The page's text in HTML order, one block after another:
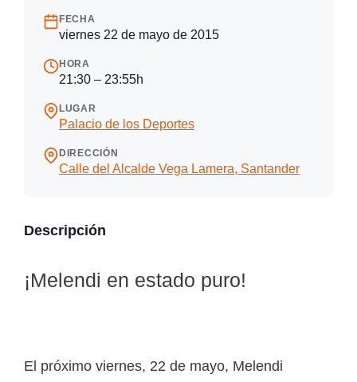
FECHA
viernes 22 de mayo de 2015
HORA
21:30 – 23:55h
LUGAR
Palacio de los Deportes
DIRECCIÓN
Calle del Alcalde Vega Lamera, Santander
Descripción
¡Melendi en estado puro!
El próximo viernes, 22 de mayo, Melendi